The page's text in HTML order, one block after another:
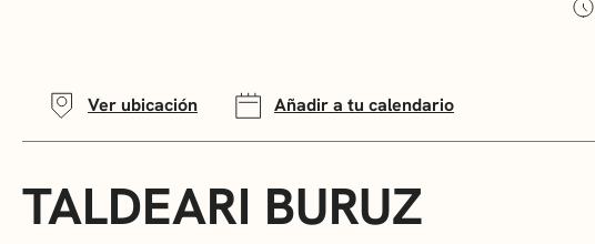
Ver ubicación Añadir a tu calendario
TALDEARI BURUZ